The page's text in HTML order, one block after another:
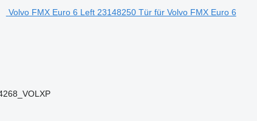
Volvo FMX Euro 6 Left 23148250 Tür für Volvo FMX Euro 6